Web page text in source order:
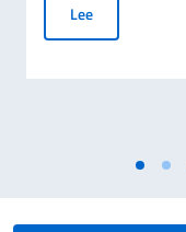
LeeDía Nacional